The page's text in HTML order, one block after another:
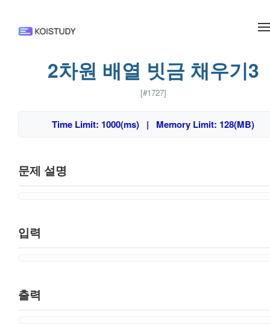
2차원 배열 빗금 채우기3
[#1727]
Time Limit: 1000(ms) | Memory Limit: 128(MB)
문제 설명
입력
출력